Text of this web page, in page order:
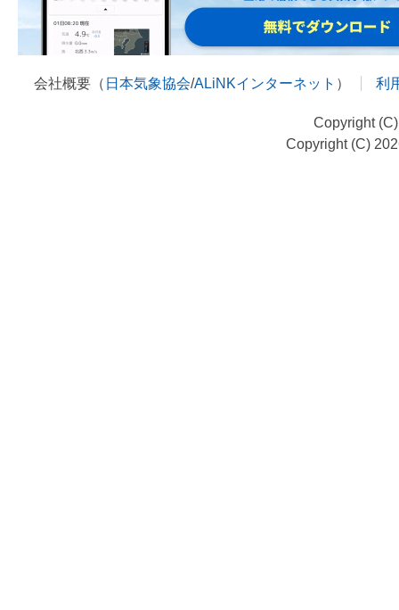
会社概要（ 日本気象協会/ALiNKインターネット ） 利
Copyright
Copyright (C)